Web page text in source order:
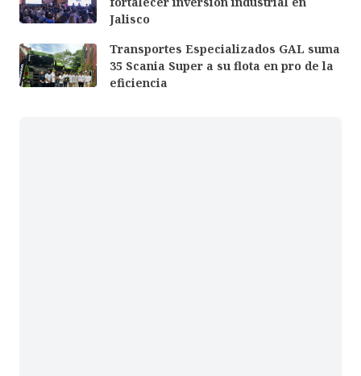
Jalisco
Transportes Especializados GAL suma
35 Scania Super a su flota en pro de la
eficiencia